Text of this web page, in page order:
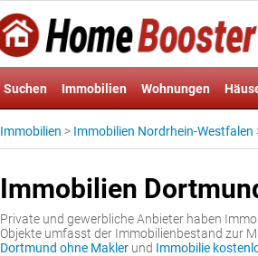
Suchen Immobilien Wohnungen
Immobilien > Immobilien Nordrhein-Westfalen
Immobilien
Private und gewerbliche Anbieter haben
Objekte umfasst der Immobilienbestand zur
Dortmund ohne Makler und Immobilie